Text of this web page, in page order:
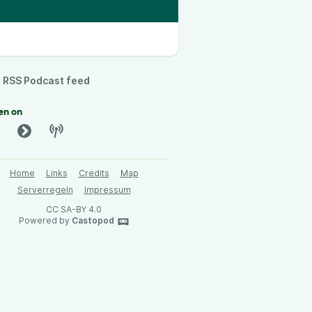
RSS Podcast feed
on
Home Links Credits
Map
Serverregeln
Impressum
CC SA-BY 4.0
Powered by Castopod